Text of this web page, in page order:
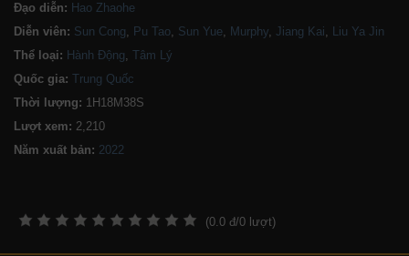
Đạo diễn: Hao Zhaohe
Diễn viên: Sun Cong, Pu Tao, Sun Yue, Murphy, Jiang Kai, Liu Ya Jin
Thể loại: Hành Động, Tâm Lý
Quốc gia: Trung Quốc
Thời lượng: 1H18M38S
Lượt xem: 2,210
Năm xuất bản:
(0.0 đ/0 lượt)